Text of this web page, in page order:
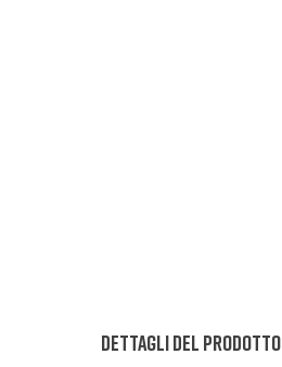
Dettagli del prodotto